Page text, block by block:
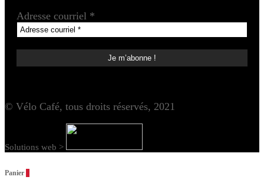
Adresse courriel *
© Vélo Café, tous droits réservés, 2021
Solutions web >
Panier